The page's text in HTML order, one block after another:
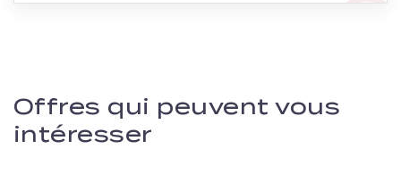
Offres qui peuvent vous
intéresser